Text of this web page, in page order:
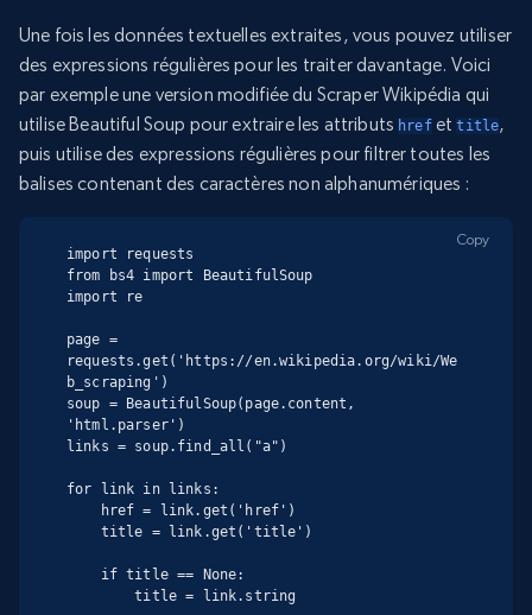
Une fois les données textuelles extraites, vous pouvez utiliser
des expressions régulières pour les traiter davantage. Voici
par exemple une version modifiée du Scraper Wikipédia qui
utilise Beautiful Soup pour extraire les attributs hrefettitle,
puis utilise des expressions régulières pour filtrer toutes les
balises contenant des caractères non alphanumériques :
import requests
from bs4 import BeautifulSoup
import re
page =
requests.get('https://en.wikipedia.org/wiki/We
b_scraping')
soup = BeautifulSoup(page.content,
'html.parser')
links = soup.find_all("a")
for link in links:
        title = link.string
Copy